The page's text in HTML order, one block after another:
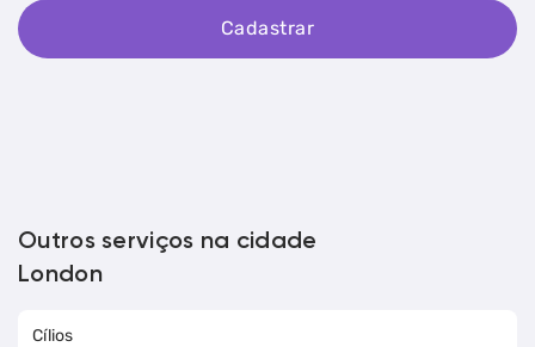
Cadastrar
Outros serviços na cidade
London
Cílios